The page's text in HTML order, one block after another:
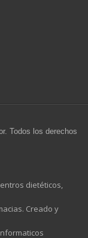
Todos los derechos
dietéticos,
Creado y